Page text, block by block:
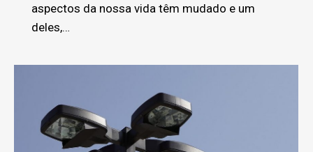
aspectos da nossa vida têm mudado e um
deles,…